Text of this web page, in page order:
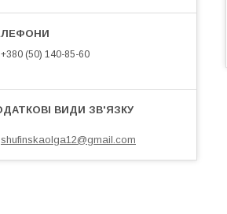
+380 (50) 140-85-60
shufinskaolga12@gmail.com